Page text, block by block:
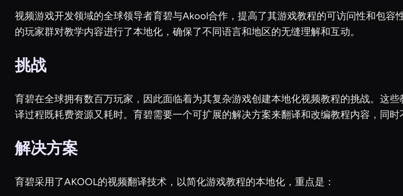
视频游戏开发领域的全球领导者育碧与Akool合作，提高了其游戏教程的可访问性和包容
的玩家群对教学内容进行了本地化，确保了不同语言和地区的无缝理解和互动。
挑战
育碧在全球拥有数百万玩家，因此面临着为其复杂游戏创建本地化视频教程的挑战。这
译过程既耗费资源又耗时。育碧需要一个可扩展的解决方案来翻译和改编教程内容，同时
解决方案
育碧采用了AKOOL的视频翻译技术，以简化游戏教程的本地化，重点是：